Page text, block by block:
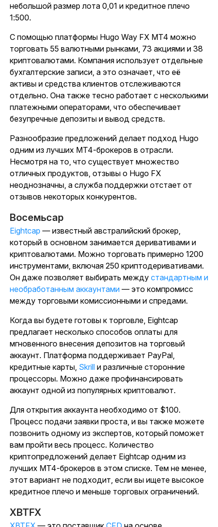
небольшой размер лота 0,01 и кредитное плечо
1:500.
С помощью платформы Hugo Way FX MT4 можно
торговать 55 валютными рынками, 73 акциями и 38
криптовалютами. Компания использует отдельные
бухгалтерские записи, а это означает, что её
активы и средства клиентов отслеживаются
отдельно. Она также тесно работает с несколькими
платежными операторами, что обеспечивает
безупречные депозиты и вывод средств.
Разнообразие предложений делает подход Hugo
одним из лучших MT4-брокеров в отрасли.
Несмотря на то, что существует множество
отличных продуктов, отзывы о Hugo FX
неоднозначны, а служба поддержки отстает от
отзывов некоторых конкурентов.
Восемьcap
Eightcap — известный австралийский брокер,
который в основном занимается деривативами и
криптовалютами. Можно торговать примерно 1200
инструментами, включая 250 криптодеривативами.
Он даже позволяет выбирать между стандартным и
необработанным аккаунтами — это компромисс
между торговыми комиссионными и спредами.
Когда вы будете готовы к торговле, Eightcap
предлагает несколько способов оплаты для
мгновенного внесения депозитов на торговый
аккаунт. Платформа поддерживает PayPal,
кредитные карты, Skrill и различные сторонние
процессоры. Можно даже профинансировать
аккаунт одной из популярных криптовалют.
Для открытия аккаунта необходимо от $100.
Процесс подачи заявки проста, и вы также можете
позвонить одному из экспертов, который поможет
вам пройти весь процесс. Количество
криптопредложений делает Eightcap одним из
лучших MT4-брокеров в этом списке. Тем не менее,
этот вариант не подходит, если вы ищете высокое
кредитное плечо и меньше торговых ограничений.
XBTFX